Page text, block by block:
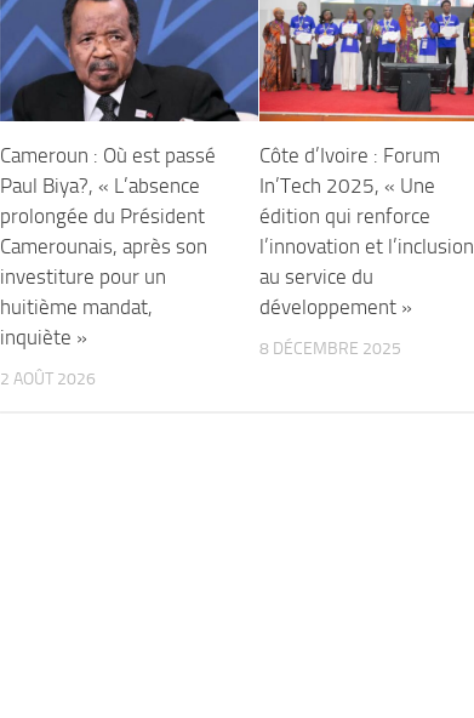
Cameroun : Où est passé
Paul Biya?, « L’absence
prolongée du Président
Camerounais, après son
investiture pour un
huitième mandat,
inquiète »
2 AOÛT 2026
Côte d’Ivoire : Forum
In’Tech 2025, « Une
édition qui renforce
l’innovation et l’inclusion
au service du
développement »
8 DÉCEMBRE 2025